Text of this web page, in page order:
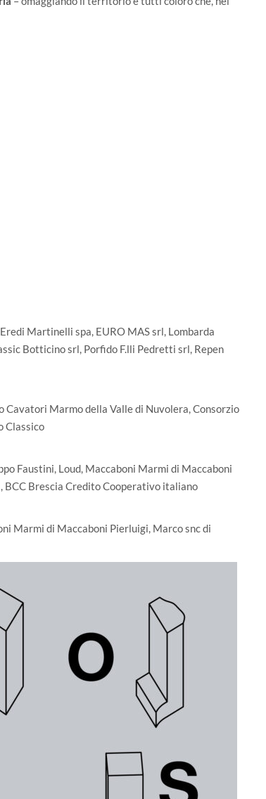
Martinelli spa, EURO MAS srl, Lombarda
Botticino srl, Porfido F.lli Pedretti srl, Repen
Cavatori Marmo della Valle di Nuvolera, Consorzio
Classico
Faustini, Loud, Maccaboni Marmi di Maccaboni
BCC Brescia Credito Cooperativo italiano
Marmi di Maccaboni Pierluigi, Marco snc di